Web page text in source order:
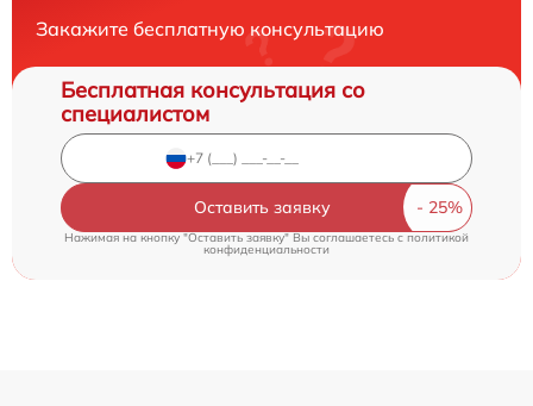
Закажите бесплатную консультацию
Бесплатная консультация со
специалистом
Оставить заявку
Нажимая на кнопку "Оставить заявку" Вы соглашаетесь cполитикой
конфиденциальности